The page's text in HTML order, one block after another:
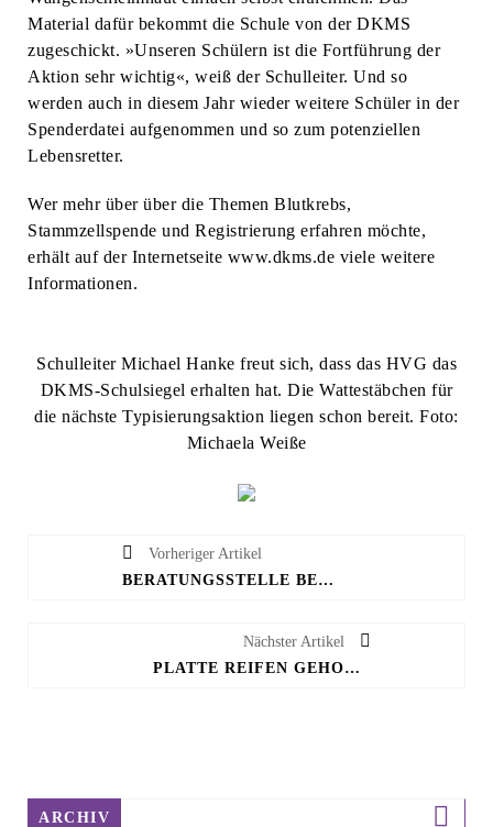
Material dafür bekommt die Schule von der DKMS
zugeschickt. »Unseren Schülern ist die Fortführung der
Aktion sehr wichtig«, weiß der Schulleiter. Und so
werden auch in diesem Jahr wieder weitere Schüler in der
Spenderdatei aufgenommen und so zum potenziellen
Lebensretter.
Wer mehr über über die Themen Blutkrebs,
Stammzellspende und Registrierung erfahren möchte,
erhält auf der Internetseite www.dkms.de viele weitere
Informationen.
Schulleiter Michael Hanke freut sich, dass das HVG das
DKMS-Schulsiegel erhalten hat. Die Wattestäbchen für
die nächste Typisierungsaktion liegen schon bereit. Foto:
Michaela Weiße
Vorheriger Artikel
BERATUNGSSTELLE BEZIEHT NEUE RÄUME
Nächster Artikel
PLATTE REIFEN GEHÖREN DER VERGANGENHEIT AN
ARCHIV